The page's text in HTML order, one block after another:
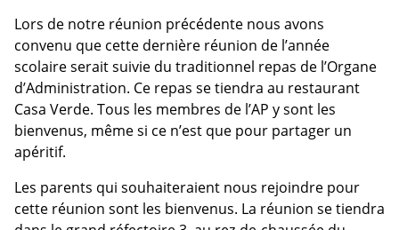
Lors de notre réunion précédente nous avons
convenu que cette dernière réunion de l’année
scolaire serait suivie du traditionnel repas de l’Organe
d’Administration. Ce repas se tiendra au restaurant
Casa Verde. Tous les membres de l’AP y sont les
bienvenus, même si ce n’est que pour partager un
apéritif.
Les parents qui souhaiteraient nous rejoindre pour
cette réunion sont les bienvenus. La réunion se tiendra